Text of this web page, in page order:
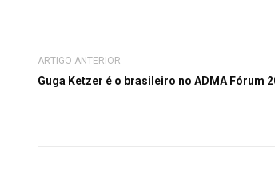
ARTIGO ANTERIOR
Guga Ketzer é o brasileiro no ADMA Fórum